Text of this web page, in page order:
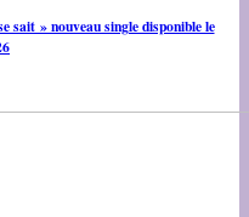
» nouveau single disponible le